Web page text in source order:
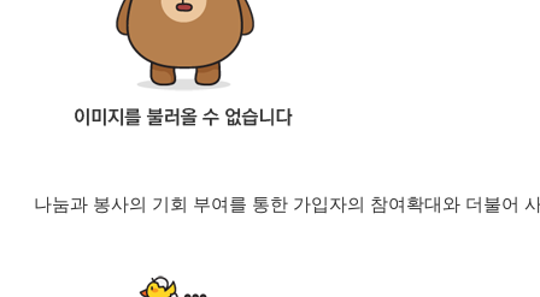
나눔과 봉사의 기회 부여를 통한 가입자의 참여확대와 더불어